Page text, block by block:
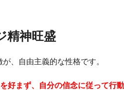
精神旺盛
、自由主義的な性格です。
好まず、自分の信念に従って行